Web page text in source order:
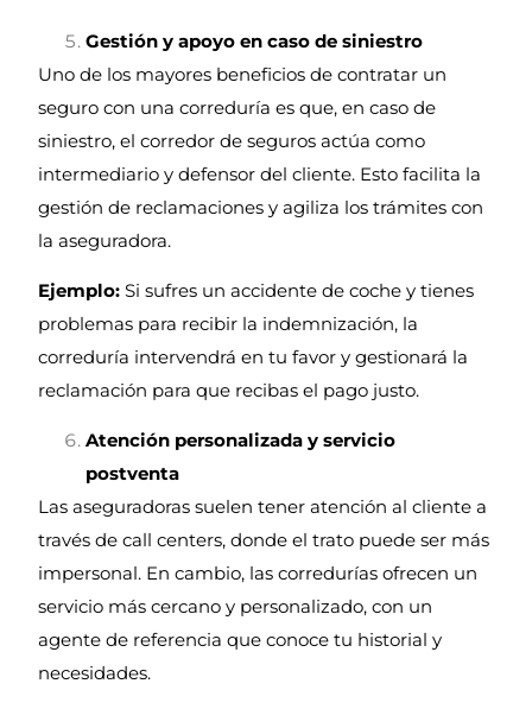
Gestión y apoyo en caso de siniestro
Uno de los mayores beneficios de contratar un
seguro con una correduría es que, en caso de
siniestro, el corredor de seguros actúa como
intermediario y defensor del cliente. Esto facilita la
gestión de reclamaciones y agiliza los trámites con
la aseguradora.
Ejemplo: Si sufres un accidente de coche y tienes
problemas para recibir la indemnización, la
correduría intervendrá en tu favor y gestionará la
reclamación para que recibas el pago justo.
Atención personalizada y servicio
postventa
Las aseguradoras suelen tener atención al cliente a
través de call centers, donde el trato puede ser más
impersonal. En cambio, las corredurías ofrecen un
servicio más cercano y personalizado, con un
agente de referencia que conoce tu historial y
necesidades.